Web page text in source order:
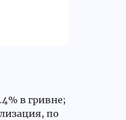
в гривне;
по